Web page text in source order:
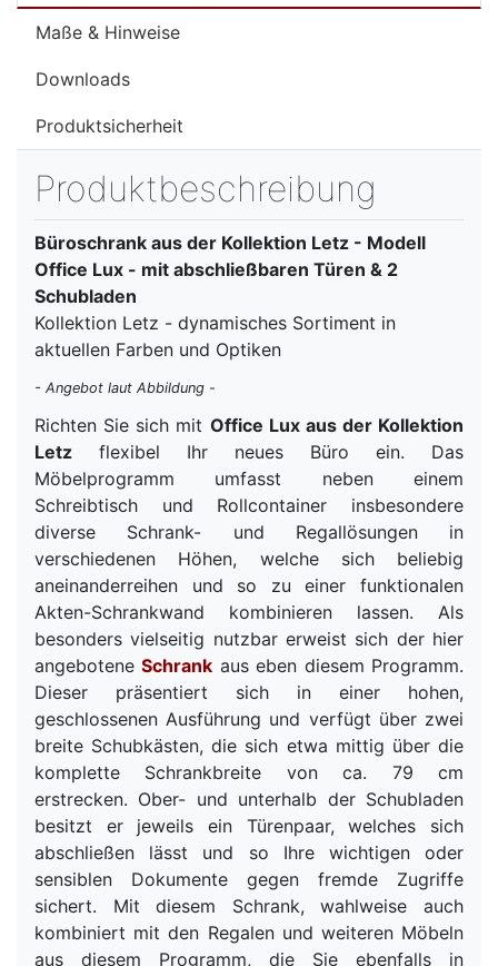
Maße & Hinweise
Downloads
Produktsicherheit
Produktbeschreibung
Büroschrank aus der Kollektion Letz - Modell
Office Lux - mit abschließbaren Türen & 2
Schubladen
Kollektion Letz - dynamisches Sortiment in
aktuellen Farben und Optiken
- Angebot laut Abbildung -
Richten Sie sich mit Office Lux aus der Kollektion
Letz flexibel Ihr neues Büro ein. Das
Möbelprogramm umfasst neben einem
Schreibtisch und Rollcontainer insbesondere
diverse Schrank- und Regallösungen in
verschiedenen Höhen, welche sich beliebig
aneinanderreihen und so zu einer funktionalen
Akten-Schrankwand kombinieren lassen. Als
besonders vielseitig nutzbar erweist sich der hier
angeboteneSchrank aus eben diesem Programm.
Dieser präsentiert sich in einer hohen,
geschlossenen Ausführung und verfügt über zwei
breite Schubkästen, die sich etwa mittig über die
komplette Schrankbreite von ca. 79 cm
erstrecken. Ober- und unterhalb der Schubladen
besitzt er jeweils ein Türenpaar, welches sich
abschließen lässt und so Ihre wichtigen oder
sensiblen Dokumente gegen fremde Zugriffe
sichert. Mit diesem Schrank, wahlweise auch
kombiniert mit den Regalen und weiteren Möbeln
aus diesem Programm, die Sie ebenfalls in